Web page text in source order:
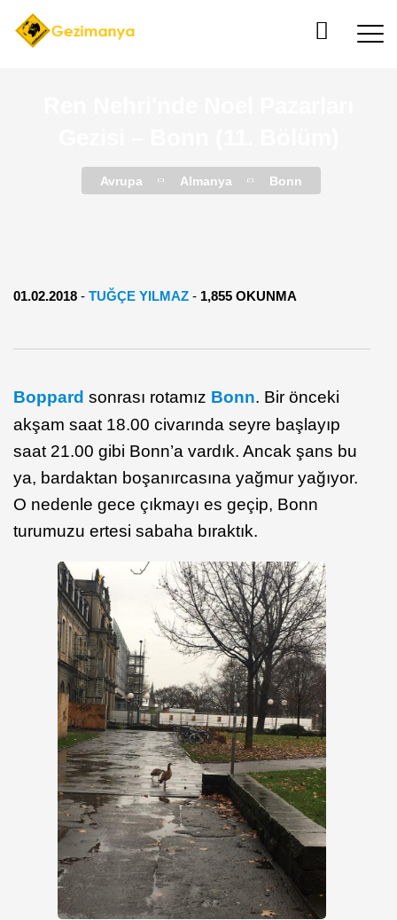
Avrupa Almanya Bonn
01.02.2018 - TUĞÇE YILMAZ - 1,855 OKUNMA
Boppard sonrası rotamız Bonn. Bir önceki
akşam saat 18.00 civarında seyre başlayıp
saat 21.00 gibi Bonn’a vardık. Ancak şans bu
ya, bardaktan boşanırcasına yağmur yağıyor.
O nedenle gece çıkmayı es geçip, Bonn
turumuzu ertesi sabaha bıraktık.